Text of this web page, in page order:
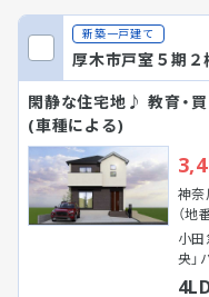
新築一戸建て
厚木市戸室５期２
閑静な住宅地♪ 教育・
(車種による)
神
（地
小田
央」